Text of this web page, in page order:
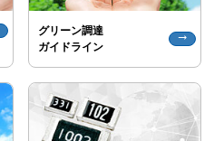
trending_flat
trending_flat
trending_flat
trending_flat
グリーン調達
ガイドライン
trending_flat